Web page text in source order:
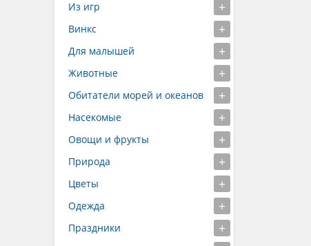
Из игр
Винкс
Для малышей
Животные
Обитатели морей и океанов
Насекомые
Овощи и фрукты
Природа
Цветы
Одежда
Праздники